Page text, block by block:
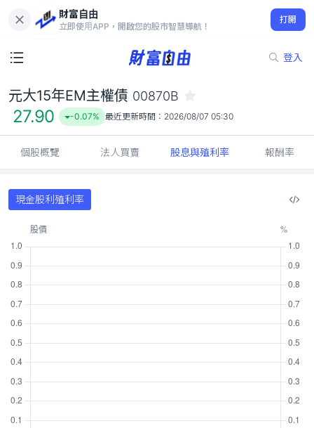
財富自由
立即使用APP，開啟您的股市智慧導航！
打開
登入
元大15年EM主權債 00870B
27.90
-0.07%
元大15年EM主權債 00870B
27.90 -0.07% 最近更新時間： 2026/08/07 05:30
個股概覽 法人買賣 股息與殖利率 報酬率
現金股利殖利率